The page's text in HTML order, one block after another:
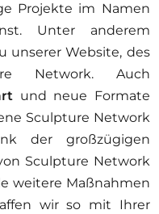
Projekte im Namen
Unter anderem
unserer Website, des
Network. Auch
und neue Formate
Sculpture Network
der großzügigen
Sculpture Network
weitere Maßnahmen
wir so mit Ihrer